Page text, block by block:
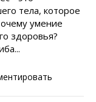
тела, которое
умение
здоровья?